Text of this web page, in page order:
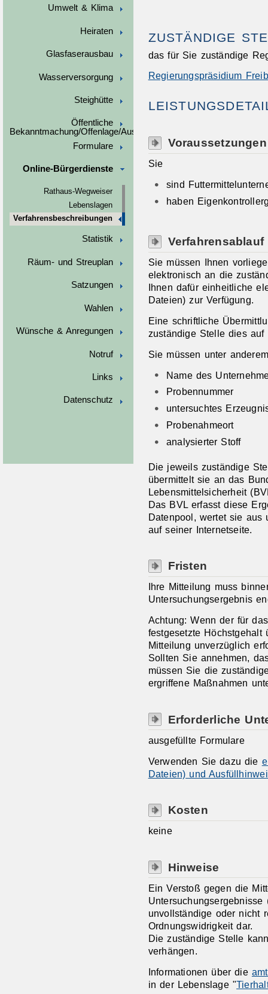
Umwelt & Klima
Heiraten
Glasfaserausbau
Wasserversorgung
Steighütte
Öffentliche
Bekanntmachung/Offenlage/Ausschreibungen
Formulare
Online-Bürgerdienste
Rathaus-Wegweiser
Lebenslagen
Verfahrensbeschreibungen
Statistik
Räum- und Streuplan
Satzungen
Wahlen
Wünsche & Anregungen
Notruf
Links
Datenschutz
ZUSTÄNDIGE
das für Sie zuständige
Regierungspräsidium
Voraussetzungen
Sie
sind
haben
Verfahrensablauf
Sie müssen Ihnen
elektronisch an die
Ihnen dafür einheitliche
Dateien) zur Verfügung.
Eine schriftliche
zuständige Stelle dies auf
Sie müssen unter
Name des
Probennummer
untersuchtes
Probenahmeort
analysierter Stoff
Die jeweils zuständige
übermittelt sie an das
Lebensmittelsicherheit
Das BVL erfasst diese
Datenpool, wertet sie aus
auf seiner Internetseite.
Fristen
Ihre Mitteilung muss
Untersuchungsergebnis
Achtung: Wenn der für
festgesetzte Höchstgehalt
Mitteilung unverzüglich
Sollten Sie annehmen,
müssen Sie die
ergriffene Maßnahmen
Erforderliche
ausgefüllte Formulare
Verwenden Sie dazu die
Dateien) und
Kosten
keine
Hinweise
Ein Verstoß gegen die
unvollständige oder nicht
Ordnungswidrigkeit dar.
Die zuständige Stelle
verhängen.
Informationen über die
in der Lebenslage "